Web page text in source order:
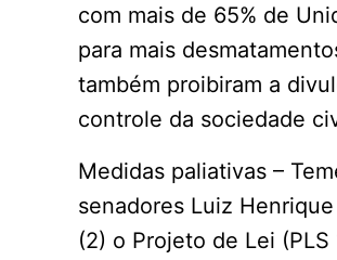
com mais de 65% de
para mais
também proibiram a
controle da sociedade
Medidas paliativas –
senadores Luiz
(2) o Projeto de Lei